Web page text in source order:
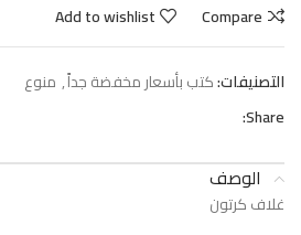
Compare
Add to wishlist
التصنيفات:كتب بأسعار مخفضة جداً, منوع
Share:
الوصف
غلاف كرتون